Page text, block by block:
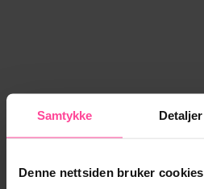
Samtykke Detaljer
Denne nettsiden bruker cookies